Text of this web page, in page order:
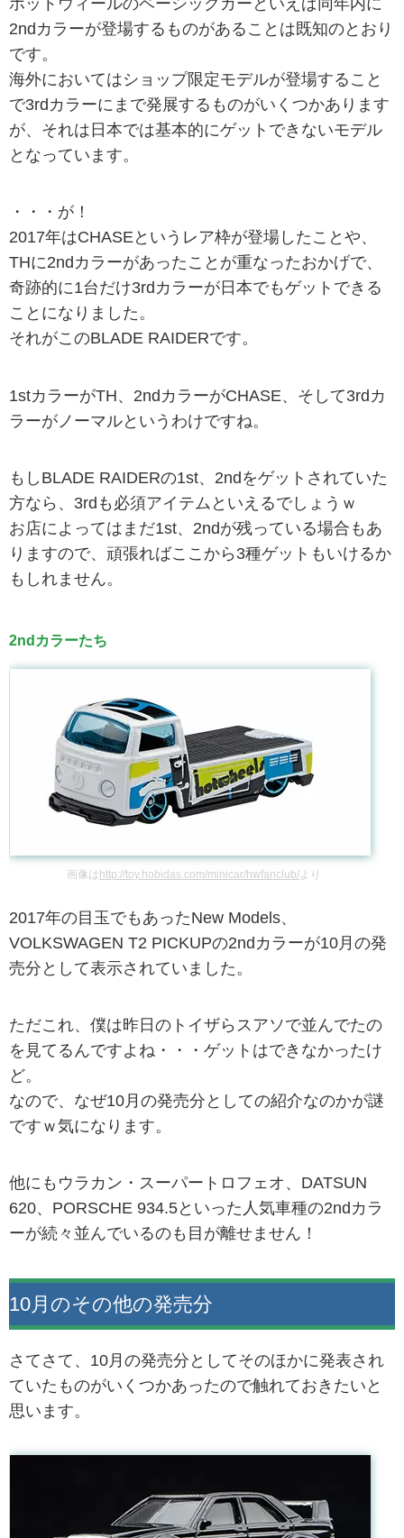
ホットウィールのベーシックカーといえば同年内に
2ndカラーが登場するものがあることは既知のとおり
です。
海外においてはショップ限定モデルが登場すること
で3rdカラーにまで発展するものがいくつかあります
が、それは日本では基本的にゲットできないモデル
となっています。
・・・が！
2017年はCHASEというレア枠が登場したことや、
THに2ndカラーがあったことが重なったおかげで、
奇跡的に1台だけ3rdカラーが日本でもゲットできる
ことになりました。
それがこのBLADE RAIDERです。
1stカラーがTH、2ndカラーがCHASE、そして3rdカ
ラーがノーマルというわけですね。
もしBLADE RAIDERの1st、2ndをゲットされていた
方なら、3rdも必須アイテムといえるでしょうｗ
お店によってはまだ1st、2ndが残っている場合もあ
りますので、頑張ればここから3種ゲットもいけるか
もしれません。
2ndカラーたち
画像は http://toy.hobidas.com/minicar/hwfanclub/より
2017年の目玉でもあったNew Models、
VOLKSWAGEN T2 PICKUPの2ndカラーが10月の発
売分として表示されていました。
ただこれ、僕は昨日のトイザらスアソで並んでたの
を見てるんですよね・・・ゲットはできなかったけ
ど。
なので、なぜ10月の発売分としての紹介なのかが謎
ですｗ気になります。
他にもウラカン・スーパートロフェオ、DATSUN
620、PORSCHE 934.5といった人気車種の2ndカラ
ーが続々並んでいるのも目が離せません！
10月のその他の発売分
さてさて、10月の発売分としてそのほかに発表され
ていたものがいくつかあったので触れておきたいと
思います。